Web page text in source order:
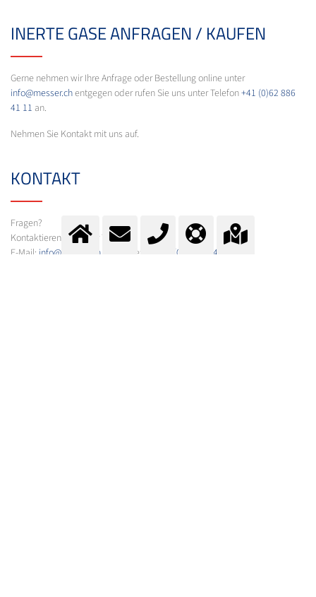
INERTE GASE ANFRAGEN / KAUFEN
Gerne nehmen wir Ihre Anfrage oder Bestellung online unter
info@messer.chentgegen oder rufen Sie uns unter Telefon+41 (0)62 886
41 11 an.
Nehmen Sie Kontakt mit uns auf.
KONTAKT
Fragen?
Kontaktieren Sie unser Team.
E-Mail: info@messer.ch oder Telefon: +41 (0)62 886 41 41